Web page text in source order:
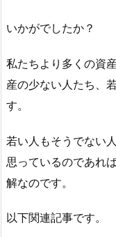
いかがでしたか？
私たちより多くの資
産の少ない人たち、
す。
若い人もそうでない
思っているのであれ
解なのです。
以下関連記事です。